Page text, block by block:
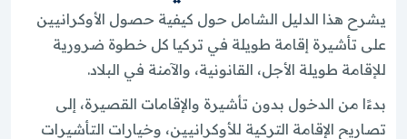
يشرح هذا الدليل الشامل حول كيفية حصول الأوكرانيين
على تأشيرة إقامة طويلة في تركيا كل خطوة ضرورية
للإقامة طويلة الأجل، القانونية، والآمنة في البلاد.
بدءًا من الدخول بدون تأشيرة والإقامات القصيرة، إلى
تصاريح الإقامة التركية للأوكرانيين، وخيارات التأشيرات